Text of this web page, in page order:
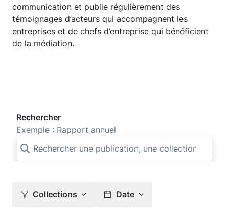
communication et publie régulièrement des
témoignages d’acteurs qui accompagnent les
entreprises et de chefs d’entreprise qui bénéficient
de la médiation.
Rechercher
Exemple : Rapport annuel
Collections Date